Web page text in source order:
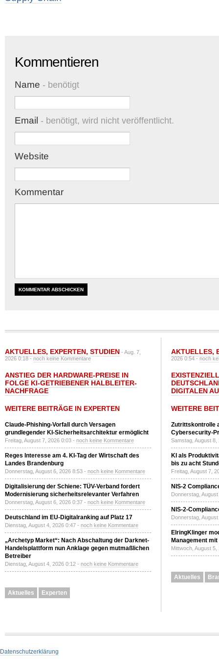
Kommentieren
Name - benötigt
Email - benötigt, wird nicht veröffentlicht.
Website
Kommentar
AKTUELLES, EXPERTEN, STUDIEN - Aug. 7,
2026 0:18 -noch keine Kommentare
ANSTIEG DER HARDWARE-PREISE IN
FOLGE KI-GETRIEBENER HALBLEITER-
NACHFRAGE
WEITERE BEITRÄGE IN EXPERTEN
Claude-Phishing-Vorfall durch Versagen
grundlegender KI-Sicherheitsarchitektur ermöglicht
Freitag, August 7, 2026 0:03 - noch keine Kommentare
Reges Interesse am 4. KI-Tag der Wirtschaft des
Landes Brandenburg
Donnerstag, August 6, 2026 8:53 - noch keine Kommentare
Digitalisierung der Schiene: TÜV-Verband fordert
Modernisierung sicherheitsrelevanter Verfahren
Donnerstag, August 6, 2026 0:37 - noch keine Kommentare
Deutschland im EU-Digitalranking auf Platz 17
Dienstag, August 4, 2026 0:47 - noch keine Kommentare
„Archetyp Market“: Nach Abschaltung der Darknet-
Handelsplattform nun Anklage gegen mutmaßlichen
Betreiber
Dienstag, August 4, 2026 0:12 - noch keine Kommentare
Aktuelles Experten
AKTUELLES,
2026 0:54 -noch
DIGITALEN
WEITERE
Zutrittskontrolle
Cybersecurity-
Samstag, August
KI als
bis zu acht
Freitag, August 7,
NIS-2
Donnerstag,
NIS-2-
Donnerstag,
ElringKlinger
Management
Mittwoch, August
Aktuelles
Datenschutzerklärung